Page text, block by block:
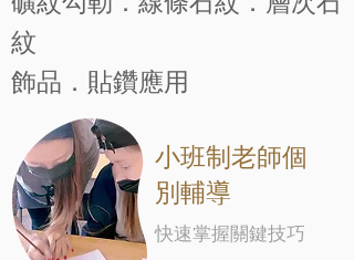
紋
​飾品．貼鑽應用
快速掌握關鍵技巧
​小班制老師個
別輔導